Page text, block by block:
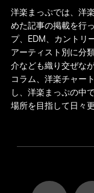
洋楽まっぷでは、洋
めた記事の掲載を行
プ、EDM、カントリ
アーティスト別に分
介なども織り交ぜな
コラム、洋楽チャー
し、洋楽まっぷの中
場所を目指して日々